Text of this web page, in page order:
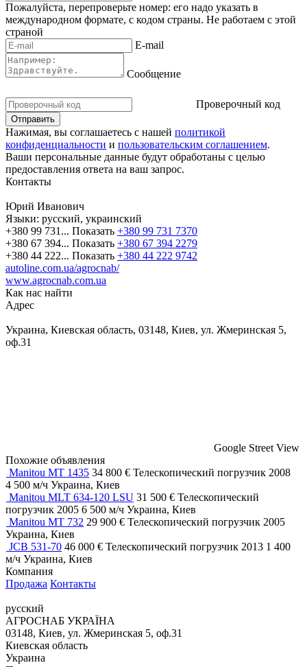
Пожалуйста, перепроверьте номер: его надо указать в
международном формате, с кодом страны. Не работаем с этой
страной
E-mail
Сообщение
Проверочный код
Нажимая, вы соглашаетесь с нашей политикой
конфиденциальности и пользовательским соглашением.
Ваши персональные данные будут обработаны с целью
предоставления ответа на ваш запрос.
Контакты
Юрий Иванович
Языки: русский, украинский
+380 99 731... Показать +380 99 731 7370
+380 67 394... Показать +380 67 394 2279
+380 44 222... Показать +380 44 222 9742
autoline.com.ua/agrocnab/
www.agrocnab.com.ua
Как нас найти
Адрес
Украина, Киевская область, 03148, Киев, ул. Жмеринская 5,
оф.31
Google Street View
Похожие объявления
Manitou MT 1435 34 800 € Телескопический погрузчик 2008
4 500 м/ч Украина, Киев
Manitou MLT 634-120 LSU 31 500 € Телескопический
погрузчик 2005 6 500 м/ч Украина, Киев
Manitou MT 732 29 900 € Телескопический погрузчик 2005
Украина, Киев
JCB 531-70 46 000 € Телескопический погрузчик 2013 1 400
м/ч Украина, Киев
Компания
Продажа Контакты
русский
АГРОСНАБ УКРАЇНА
03148, Киев, ул. Жмеринская 5, оф.31
Киевская область
Украина